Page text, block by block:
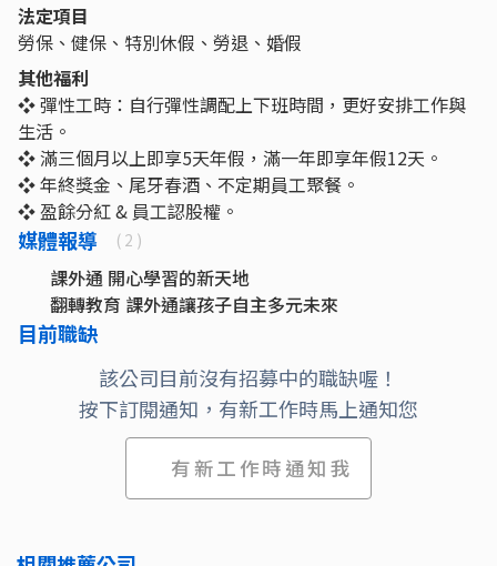
法定項目
勞保、健保、特別休假、勞退、婚假
其他福利
❖ 彈性工時：自行彈性調配上下班時間，更好安排工作與
生活。
❖ 滿三個月以上即享5天年假，滿一年即享年假12天。
❖ 年終獎金、尾牙春酒、不定期員工聚餐。
❖ 盈餘分紅 & 員工認股權。
媒體報導 ( 2 )
課外通 開心學習的新天地
翻轉教育 課外通讓孩子自主多元未來
目前職缺
該公司目前沒有招募中的職缺喔！
按下訂閱通知，有新工作時馬上通知您
有新工作時通知我